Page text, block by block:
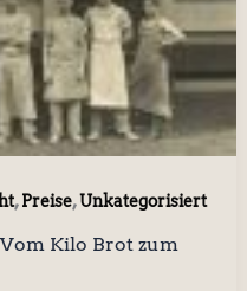
,Preise,Unkategorisiert
Kilo Brot zum